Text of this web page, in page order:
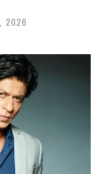
2026